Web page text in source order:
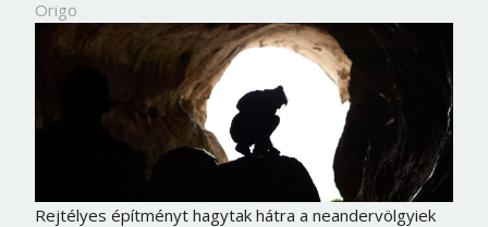
Origo
Rejtélyes építményt hagytak hátra a neandervölgyiek